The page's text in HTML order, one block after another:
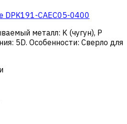
DPK191-CAEC05-0400
металл: K (чугун), Р
: 5D. Особенности: Сверло для